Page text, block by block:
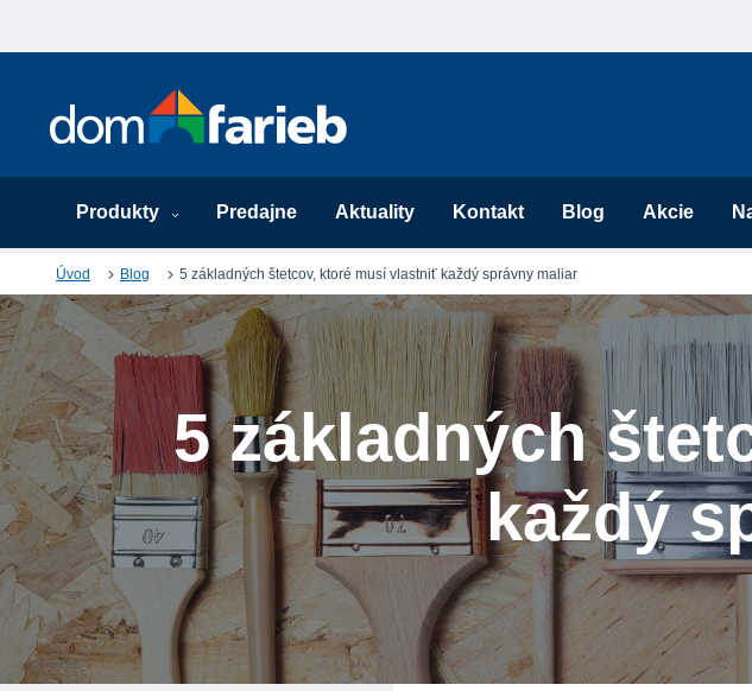
Produkty Predajne Aktuality Kontakt Blog Akcie
Úvod Blog 5 základných štetcov, ktoré musí vlastniť každý správny maliar
5 základných
každý